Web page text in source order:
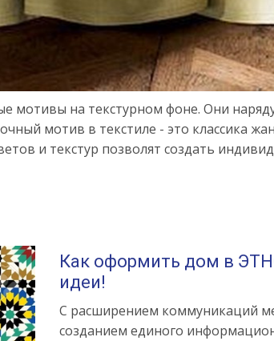
мотивы на текстурном фоне. Они
мотив в текстиле - это классика
и текстур позволят создать
Как оформить дом в
идеи!
С расширением коммуникаций
созданием единого